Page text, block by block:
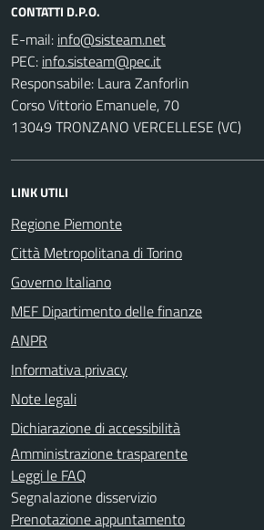
CONTATTI D.P.O.
E-mail:
PEC:
Responsabile: Laura Zanforlin
Corso Vittorio Emanuele, 70
13049 TRONZANO VERCELLESE (VC)
LINK UTILI
Regione Piemonte
Città Metropolitana di Torino
Governo Italiano
MEF Dipartimento delle finanze
ANPR
Informativa privacy
Note legali
Dichiarazione di accessibilità
Amministrazione trasparente
Leggi le FAQ
Segnalazione disservizio
Prenotazione appuntamento